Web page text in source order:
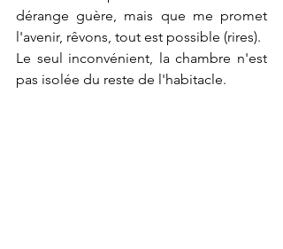
dérange guère, mais que me promet
l'avenir, rêvons, tout est possible (rires).
Le seul inconvénient, la chambre n'est
pas isolée du reste de l'habitacle.